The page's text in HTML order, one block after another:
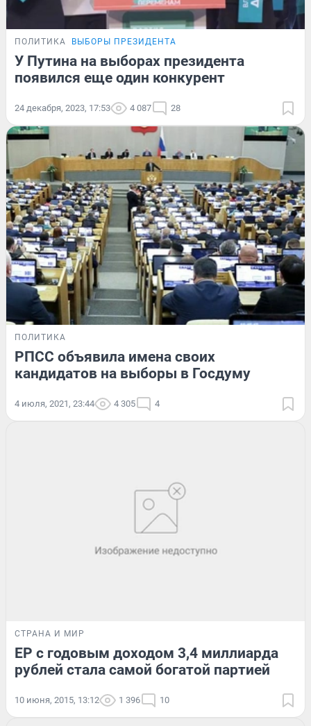
ПОЛИТИКА ВЫБОРЫ ПРЕЗИДЕНТА
У Путина на выборах президента
появился еще один конкурент
24 декабря, 2023, 17:53 4 087 28
ПОЛИТИКА
РПСС объявила имена своих
кандидатов на выборы в Госдуму
4 июля, 2021, 23:44 4 305 4
СТРАНА И МИР
ЕР с годовым доходом 3,4 миллиарда
рублей стала самой богатой партией
10 июня, 2015, 13:12 1 396 10